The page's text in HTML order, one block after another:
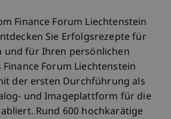
Finance Forum Liechtenstein
Sie Erfolgsrezepte für
und für Ihren persönlichen
Forum Liechtenstein
der ersten Durchführung als
und Imageplattform für die
Rund 600 hochkarätige